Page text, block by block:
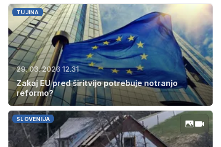
TUJINA
29. 03. 2026 12.31
Zakaj EU pred širitvijo potrebuje notranjo
reformo?
SLOVENIJA